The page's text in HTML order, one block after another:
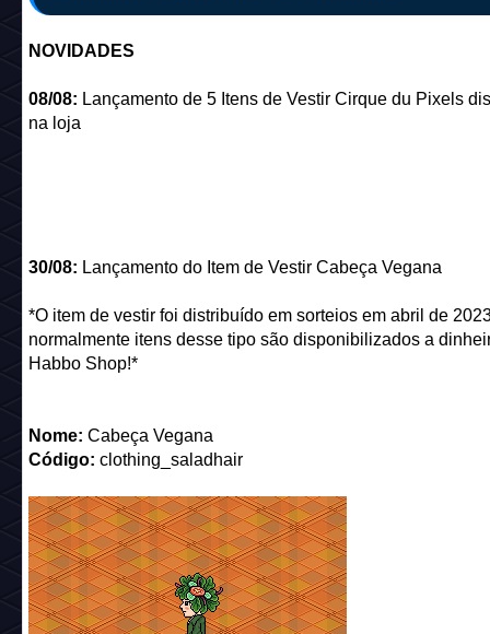
NOVIDADES
08/08: Lançamento de 5 Itens de Vestir Cirque du Pixels
na loja
30/08: Lançamento do Item de Vestir Cabeça Vegana
*O item de vestir foi distribuído em sorteios em abril de
normalmente itens desse tipo são disponibilizados a
Habbo Shop!*
Nome: Cabeça Vegana
Código: clothing_saladhair